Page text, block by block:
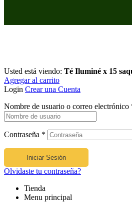
Usted está viendo: Té Iluminé x 15
Agregar al carrito
Login Crear una Cuenta
Nombre de usuario o correo electrónico
Contraseña *
Iniciar Sesión
Olvidaste tu contraseña?
Tienda
Menu principal